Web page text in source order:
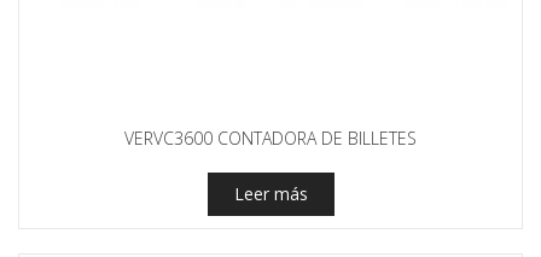
VERVC3600 CONTADORA DE BILLETES
Leer más